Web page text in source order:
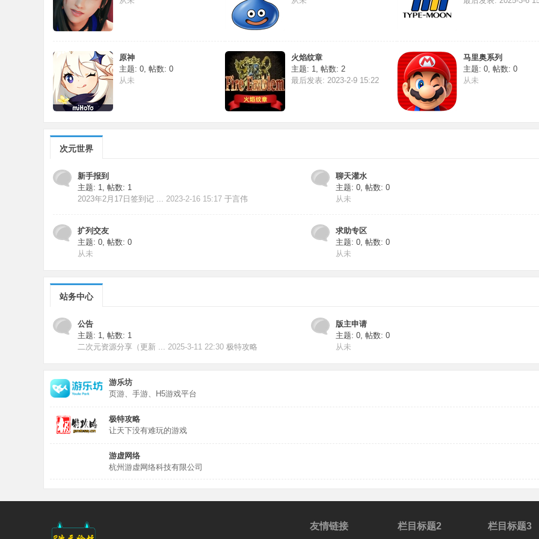
原神
主题: 0, 帖数: 0
从未
火焰纹章
主题: 1, 帖数: 2
最后发表: 2023-2-9 15:22
马里奥系列
主题: 0, 帖数: 0
从未
次元世界
新手报到
主题: 1, 帖数: 1
2023年2月17日签到记 ... 2023-2-16 15:17 于言伟
聊天灌水
主题: 0, 帖数: 0
从未
扩列交友
主题: 0, 帖数: 0
从未
求助专区
主题: 0, 帖数: 0
从未
站务中心
公告
主题: 1, 帖数: 1
二次元资源分享（更新 ... 2025-3-11 22:30 极特攻略
版主申请
主题: 0, 帖数: 0
从未
游乐坊
页游、手游、H5游戏平台
极特攻略
让天下没有难玩的游戏
游虚网络
杭州游虚网络科技有限公司
友情链接 栏目标题2 栏目标题3